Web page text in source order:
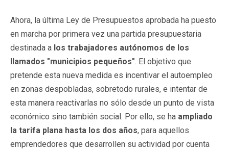
Ahora, la última Ley de Presupuestos aprobada ha puesto
en marcha por primera vez una partida presupuestaria
destinada a los trabajadores autónomos de los
llamados "municipios pequeños". El objetivo que
pretende esta nueva medida es incentivar el autoempleo
en zonas despobladas, sobretodo rurales, e intentar de
esta manera reactivarlas no sólo desde un punto de vista
económico sino también social. Por ello, se ha ampliado
la tarifa plana hasta los dos años, para aquellos
emprendedores que desarrollen su actividad por cuenta